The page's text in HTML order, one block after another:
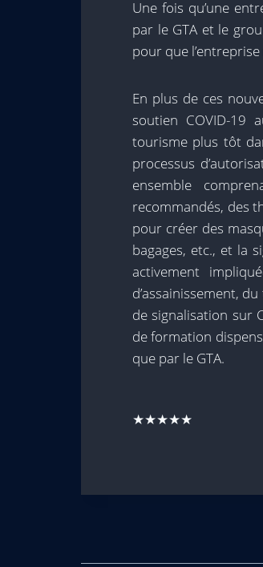
Une fois qu’une
par le GTA et le
pour que
En plus de ces
soutien COVID-19
tourisme plus tôt
processus
ensemble
recommandés, des
pour créer des
bagages, etc., et la
activement
d’assainissement,
de signalisation sur
de formation
que par le GTA.
★★★★★